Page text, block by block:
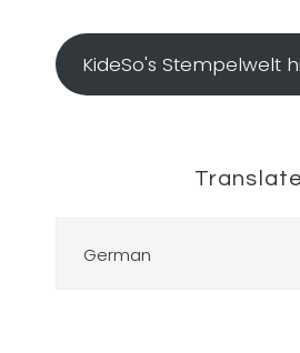
KideSo's Stempelwelt
Translate